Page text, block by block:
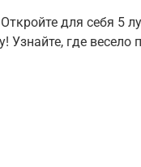
для себя 5
Узнайте, где весело